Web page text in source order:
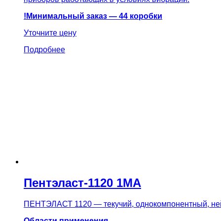
!Минимальный заказ — 44 коробки
Уточните цену
Подробнее
Пентэласт-1120 1МА
ПЕНТЭЛАСТ 1120 — текучий, однокомпонентный,